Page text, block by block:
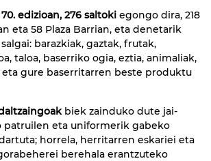
edizioan, 276 saltoki egongo dira, 218
eta 58 Plaza Barrian, eta denetarik
barazkiak, gaztak, frutak,
taloa, baserriko ogia, eztia, animaliak,
eta gure baserritarren beste produktu
biek zainduko dute jai-
patruilen eta uniformerik gabeko
horrela, herritarren eskariei eta
berehala erantzuteko